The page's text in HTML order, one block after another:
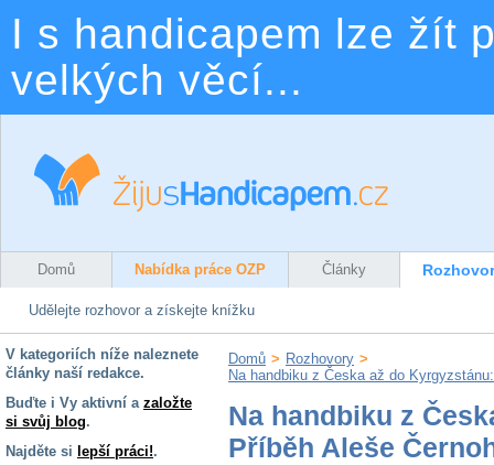
I s handicapem lze žít
velkých věcí...
Domů Nabídka práce OZP Články
Udělejte rozhovor a získejte knížku
V kategoriích níže naleznete
články naší redakce.
Buďte i Vy aktivní a založte
si svůj blog.
Najděte si lepší práci!.
Domů > Rozhovory >
Na handbiku z Česka až do
Na handbiku z
Příběh Aleše